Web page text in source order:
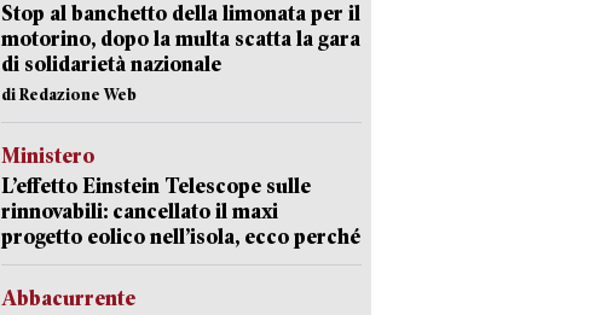
Stop al banchetto della limonata per il
motorino, dopo la multa scatta la gara
di solidarietà nazionale
di Redazione Web
Ministero
L’effetto Einstein Telescope sulle
rinnovabili: cancellato il maxi
progetto eolico nell’isola, ecco perché
Abbacurrente